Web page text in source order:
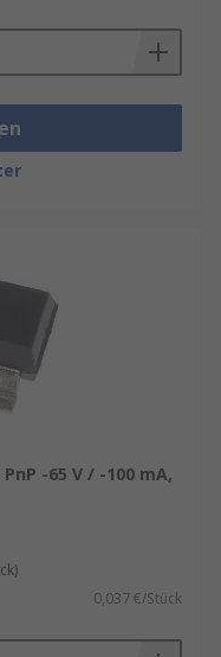
-65 V / -100 mA,
0,037 €/Stück